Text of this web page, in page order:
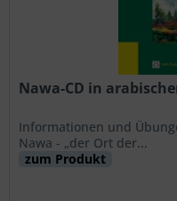
Nawa-CD in
Informationen und
Nawa - „der Ort der...
zum Produkt